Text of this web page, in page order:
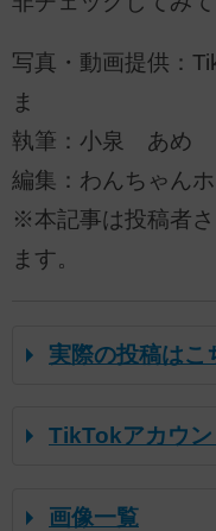
写真・動画提供：
ま
執筆：小泉 あめ
編集：わんちゃん
※本記事は投稿者
ます。
実際の投稿はこ
TikTokアカウン
画像一覧